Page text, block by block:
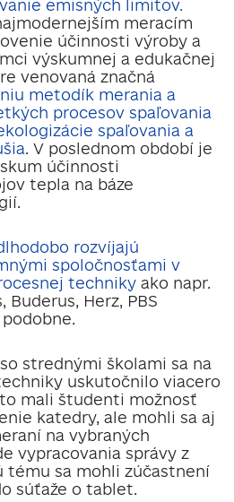
emisných limitov.
meracím
účinnosti výroby a
výskumnej a edukačnej
venovaná značná
metodík merania a
procesov spaľovania
spaľovania a
. V poslednom období je
účinnosti
tepla na báze
rozvíjajú
spoločnosťami v
techniky ako napr.
Herz, PBS
strednými školami sa na
uskutočnilo viacero
mali študenti možnosť
katedry, ale mohli sa aj
na vybraných
vypracovania správy z
tému sa mohli zúčastnení
súťaže o tablet.